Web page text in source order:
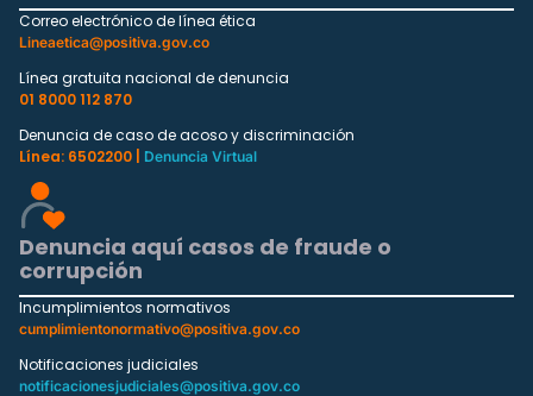
Correo electrónico de línea ética
Lineaetica@positiva.gov.co
Línea gratuita nacional de denuncia
01 8000 112 870
Denuncia de caso de acoso y discriminación
Línea: 6502200 |
Denuncia Virtual
Denuncia aquí casos de fraude o
corrupción
Incumplimientos normativos
cumplimientonormativo@positiva.gov.co
Notificaciones judiciales
notificacionesjudiciales@positiva.gov.co